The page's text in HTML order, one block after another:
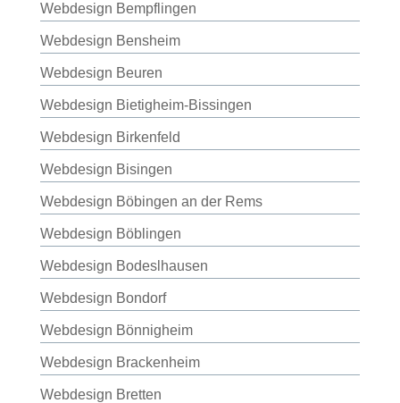
Webdesign Bempflingen
Webdesign Bensheim
Webdesign Beuren
Webdesign Bietigheim-Bissingen
Webdesign Birkenfeld
Webdesign Bisingen
Webdesign Böbingen an der Rems
Webdesign Böblingen
Webdesign Bodeslhausen
Webdesign Bondorf
Webdesign Bönnigheim
Webdesign Brackenheim
Webdesign Bretten